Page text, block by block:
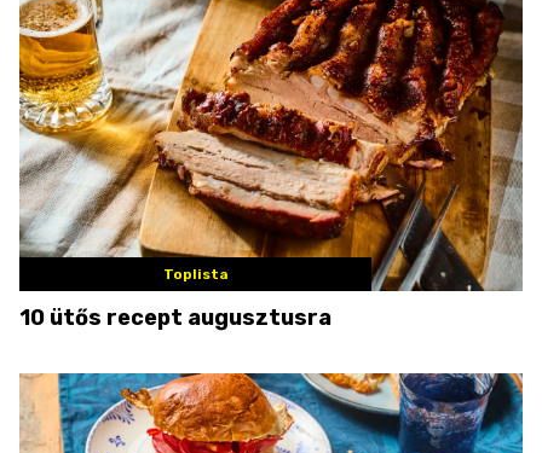
Toplista
10 ütős recept augusztusra